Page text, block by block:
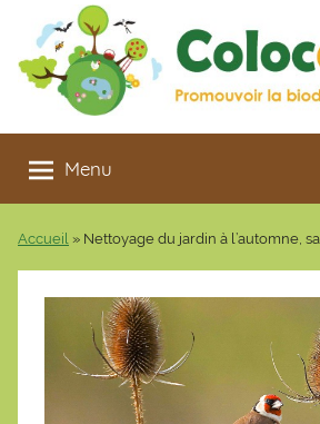
contenu
Colocaterre
Promouvoir
la
proximité
Menu
Accueil » Nettoyage du jardin à l’automne,